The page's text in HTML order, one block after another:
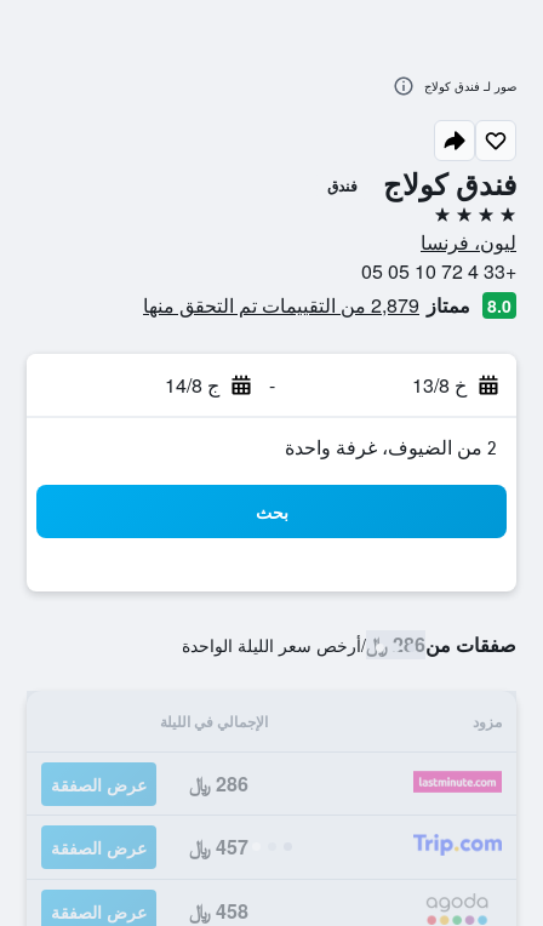
فندق كولاج فندق
4 نجوم
ليون، فرنسا
+33 4 72 10 05 05
8.0 ممتاز 2,879 من التقييمات تم التحقق منها
خ 13/8 - ج 14/8
2 من الضيوف، غرفة واحدة
بحث
صفقات من286 ﷼ /أرخص سعر الليلة الواحدة
مزود الإجمالي في الليلة
286 ﷼ عرض الصفقة
457 ﷼ عرض الصفقة
458 ﷼ عرض الصفقة
صور لـ فندق كولاج